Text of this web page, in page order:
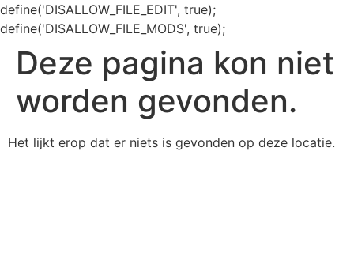
define('DISALLOW_FILE_EDIT', true);
define('DISALLOW_FILE_MODS', true);
Deze pagina kon niet
worden gevonden.
Het lijkt erop dat er niets is gevonden op deze locatie.